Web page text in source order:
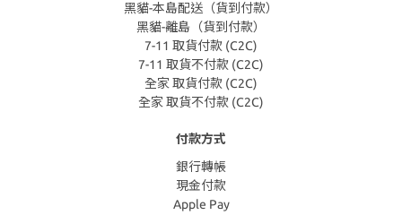
黑貓-本島配送（貨到付款）
黑貓-離島（貨到付款）
7-11 取貨付款 (C2C)
7-11 取貨不付款 (C2C)
全家 取貨付款 (C2C)
全家 取貨不付款 (C2C)
付款方式
銀行轉帳
現金付款
Apple Pay